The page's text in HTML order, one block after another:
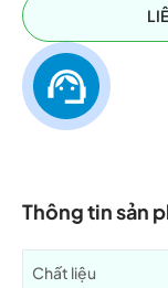
Thông tin sản
Chất liệu